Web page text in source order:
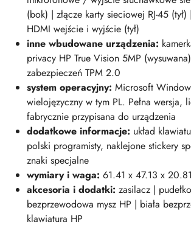
(bok) | złącze karty sieciowej RJ-45
HDMI wejście i wyjście (tył)
inne wbudowane urządzenia:
privacy HP True Vision 5MP
zabezpieczeń TPM 2.0
system operacyjny: Microsoft
wielojęzyczny w tym PL. Pełna wersja,
fabrycznie przypisana do urządzenia
dodatkowe informacje: układ
polski programisty, naklejone stickery
znaki specjalne
wymiary i waga: 61.41 x 47.13 x
akcesoria i dodatki: zasilacz |
bezprzewodowa mysz HP | biała
klawiatura HP